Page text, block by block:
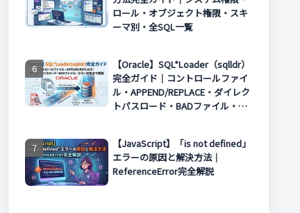
ロール・オブジェクト権限・スキ
ーマ別・全SQL一覧
【Oracle】SQL*Loader（sqlldr）
完全ガイド｜コントロールファイ
ル・APPEND/REPLACE・ダイレク
トパスロード・BADファイル・エ
【JavaScript】「is not defined」
エラーの原因と解決方法｜
ReferenceError完全解説